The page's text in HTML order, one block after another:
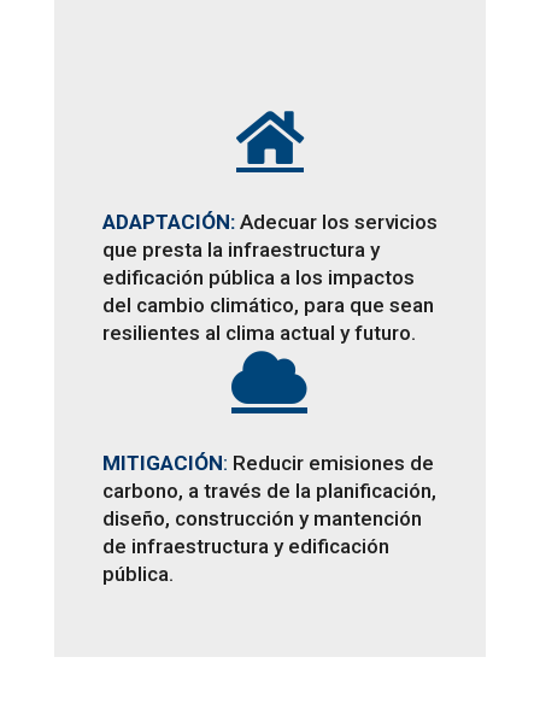

ADAPTACIÓN: Adecuar los servicios
que presta la infraestructura y
edificación pública a los impactos
del cambio climático, para que sean
resilientes al clima actual y futuro.

MITIGACIÓN: Reducir emisiones de
carbono, a través de la planificación,
diseño, construcción y mantención
de infraestructura y edificación
pública.